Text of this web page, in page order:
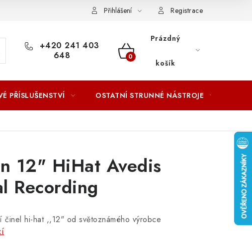
ZPRACOVÁNÍ OSOBNÍCH ÚDAJŮ
Přihlášení Registrace
+420 241 403
648
NÁKUPNÍ
Prázdný
košík
PŘÍSLUŠENSTVÍ OSTATNÍ STRUNNÉ NÁSTROJE
12" HiHat Avedis
Recording
činel hi-hat ,,12" od světoznámého výrobce